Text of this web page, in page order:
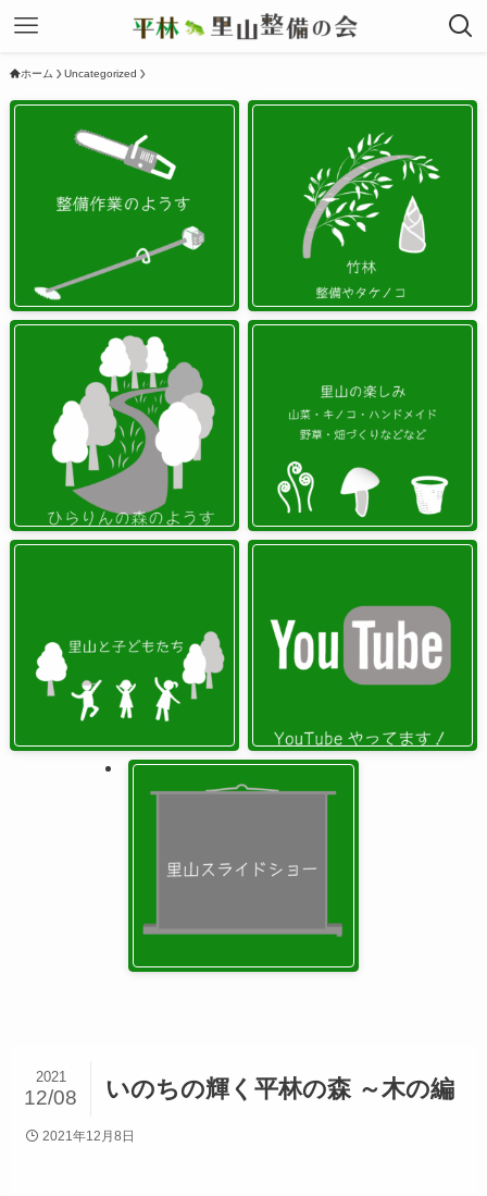
ホーム Uncategorized
いのちの輝く平林の森 ～木の編
2021
12/08
2021年12月8日